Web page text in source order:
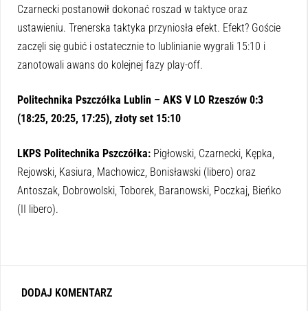
Czarnecki postanowił dokonać roszad w taktyce oraz
ustawieniu. Trenerska taktyka przyniosła efekt. Efekt? Goście
zaczęli się gubić i ostatecznie to lublinianie wygrali 15:10 i
zanotowali awans do kolejnej fazy play-off.
Politechnika Pszczółka Lublin – AKS V LO Rzeszów 0:3
(18:25, 20:25, 17:25), złoty set 15:10
LKPS Politechnika Pszczółka: Pigłowski, Czarnecki, Kępka,
Rejowski, Kasiura, Machowicz, Bonisławski (libero) oraz
Antoszak, Dobrowolski, Toborek, Baranowski, Poczkaj, Bieńko
(II libero).
DODAJ KOMENTARZ